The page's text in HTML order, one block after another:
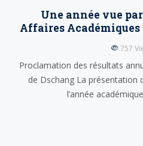
Une année vue
Affaires Académiques
757
Proclamation des résultats
de Dschang La présentation
l’année